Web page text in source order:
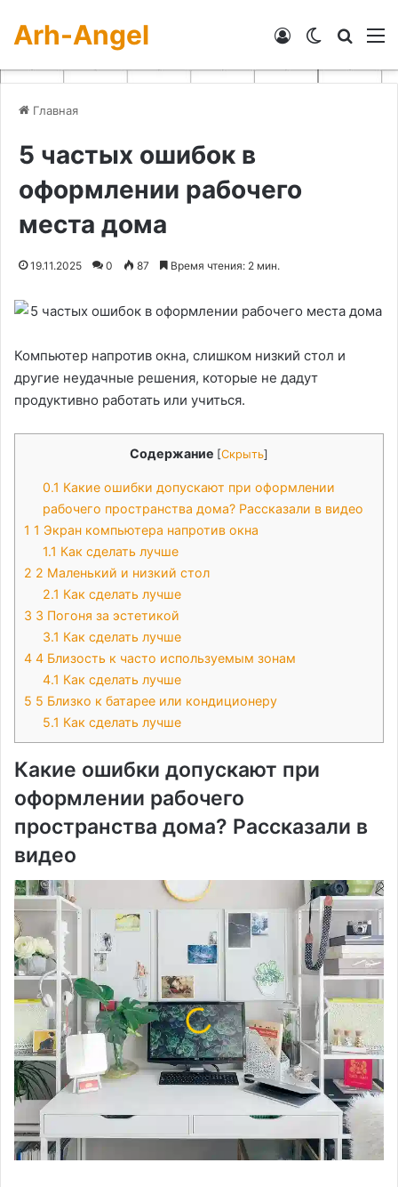
Arh-Angel Switch skin
Войти
Главная
5 частых ошибок в
оформлении рабочего
места дома
19.11.2025 0 87 Время чтения: 2 мин.
Компьютер напротив окна, слишком низкий стол и
другие неудачные решения, которые не дадут
продуктивно работать или учиться.
Содержание [Скрыть]
0.1 Какие ошибки допускают при оформлении
рабочего пространства дома? Рассказали в видео
1 1 Экран компьютера напротив окна
1.1 Как сделать лучше
2 2 Маленький и низкий стол
2.1 Как сделать лучше
3 3 Погоня за эстетикой
3.1 Как сделать лучше
4 4 Близость к часто используемым зонам
4.1 Как сделать лучше
5 5 Близко к батарее или кондиционеру
5.1 Как сделать лучше
Какие ошибки допускают при
оформлении рабочего
пространства дома? Рассказали в
видео